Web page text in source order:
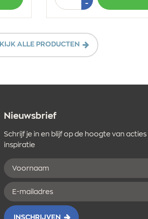
-Min
ALLE PRODUCTEN
Nieuwsbrief
Schrijf je in en blijf op de hoogte van acties
inspiratie
Voornaam
E-
mailadres
INSCHRIJVEN